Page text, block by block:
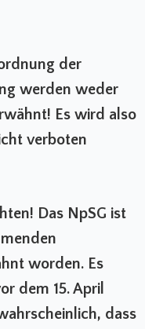
der
werden weder
Es wird also
verboten
Das NpSG ist
worden. Es
dem 15. April
dass